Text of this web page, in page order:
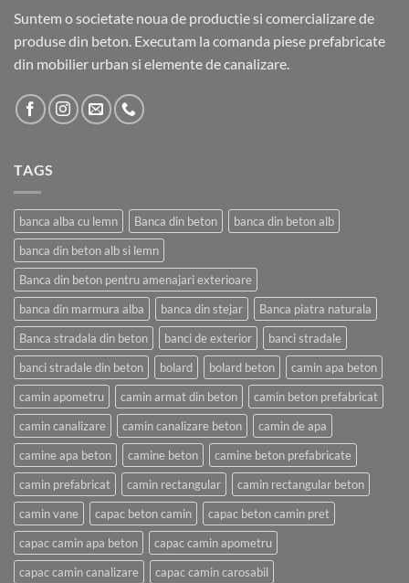
Suntem o societate noua de productie si comercializare de
produse din beton. Executam la comanda piese prefabricate
din mobilier urban si elemente de canalizare.
TAGS
banca alba cu lemn Banca din beton
banca din beton alb
banca din beton alb si lemn
Banca din beton pentru amenajari exterioare
banca din marmura alba
banca din stejar
Banca piatra naturala
Banca stradala din beton
banci de exterior
banci stradale
banci stradale din beton
bolard bolard beton
camin apa beton
camin apometru
camin armat din beton
camin beton prefabricat
camin canalizare
camin canalizare beton
camin de apa
camine apa beton
camine beton
camine beton prefabricate
camin prefabricat
camin rectangular
camin rectangular beton
camin vane
capac beton camin
capac beton camin pret
capac camin apa beton
capac camin apometru
capac camin canalizare
capac camin carosabil